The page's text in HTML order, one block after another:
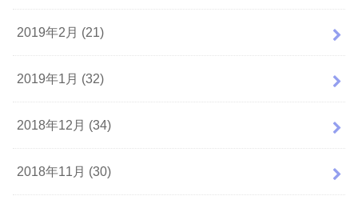
2019年2月 (21)
2019年1月 (32)
2018年12月 (34)
2018年11月 (30)